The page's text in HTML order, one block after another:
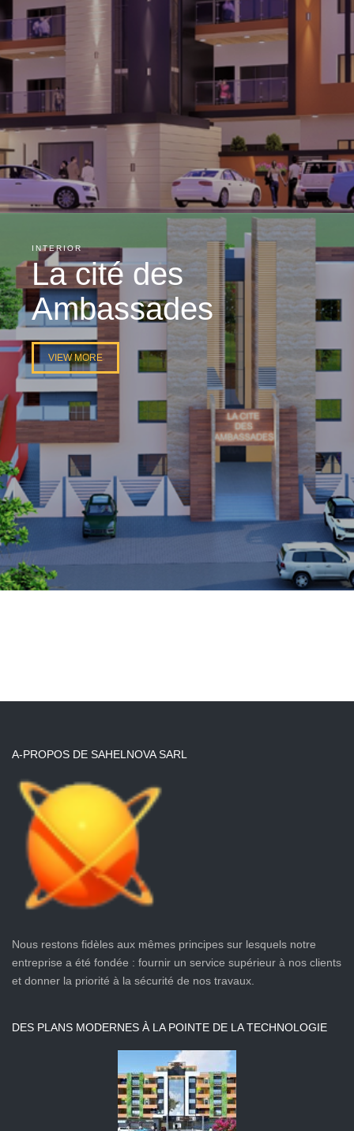
INTERIOR
La cité des
Ambassades
VIEW MORE
A-PROPOS DE SAHELNOVA SARL
Nous restons fidèles aux mêmes principes sur lesquels notre
entreprise a été fondée : fournir un service supérieur à nos clients
et donner la priorité à la sécurité de nos travaux.
DES PLANS MODERNES À LA POINTE DE LA TECHNOLOGIE